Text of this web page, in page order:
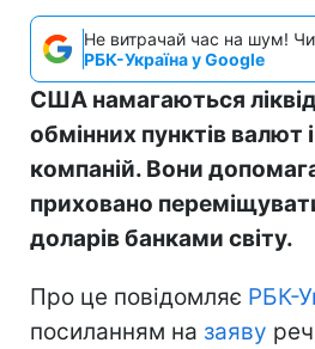
Не витрачай час на шум!
РБК-Україна у Google
США намагаються
обмінних пунктів валют
компаній. Вони
приховано
доларів банками світу.
Про це повідомляє РБК-
посиланням на заяву